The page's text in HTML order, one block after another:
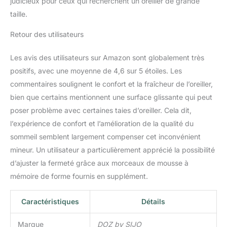
forme est certifiée Oeko-
sol d'usine comme
rembourrage d'oreiller,
nous utilisons de la
supérieure. Il est
habilement déchiqueté
en pièces propres et
uniformes, assurant une
facile à manipuler sans
aucun désordre. Si
respirant : nous utilisons
haute qualité pour
taille.
Retour des utilisateurs
Les avis des utilisateurs sur Amazon sont globalement très
positifs, avec une moyenne de 4,6 sur 5 étoiles. Les
commentaires soulignent le confort et la fraîcheur de l’oreiller,
bien que certains mentionnent une surface glissante qui peut
poser problème avec certaines taies d’oreiller. Cela dit,
l’expérience de confort et l’amélioration de la qualité du
sommeil semblent largement compenser cet inconvénient
mineur. Un utilisateur a particulièrement apprécié la possibilité
d’ajuster la fermeté grâce aux morceaux de mousse à
mémoire de forme fournis en supplément.
Caractéristiques Détails
Marque DOZ by SIJO